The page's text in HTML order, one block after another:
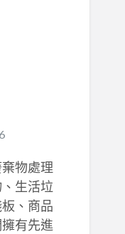
物處理
生活垃
、商品
有先進